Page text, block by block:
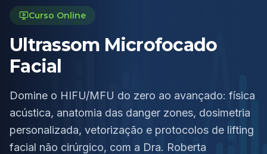
Curso Online
Ultrassom Microfocado
Facial
Domine o HIFU/MFU do zero ao avançado: física
acústica, anatomia das danger zones, dosimetria
personalizada, vetorização e protocolos de lifting
facial não cirúrgico, com a Dra. Roberta